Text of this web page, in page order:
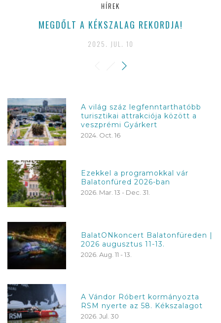
HÍREK
MEGDŐLT A KÉKSZALAG REKORDJA!
2025. JUL. 10
A világ száz legfenntarthatóbb
turisztikai attrakciója között a
veszprémi Gyárkert
2024. Oct. 16
Ezekkel a programokkal vár
Balatonfüred 2026-ban
2026. Mar. 13 - Dec. 31.
BalatONkoncert Balatonfüreden |
2026 augusztus 11-13.
2026. Aug. 11 - 13.
A Vándor Róbert kormányozta
RSM nyerte az 58. Kékszalagot
2026. Jul. 30